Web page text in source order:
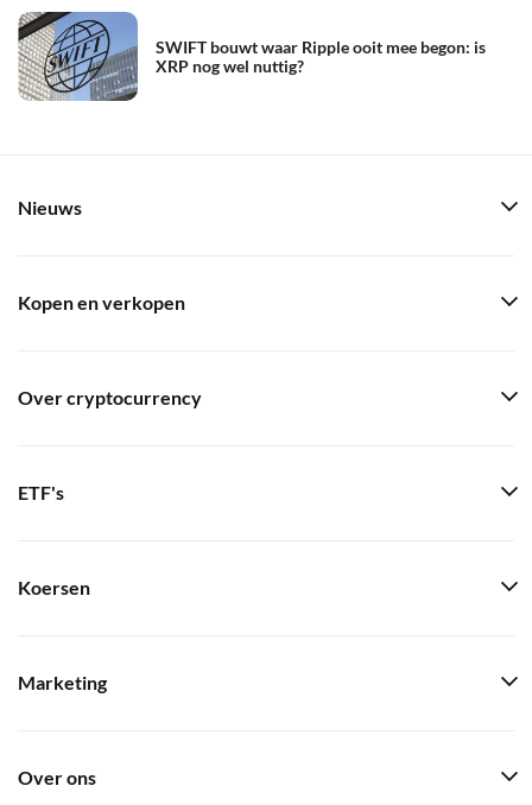
SWIFT bouwt waar Ripple ooit mee begon: is
XRP nog wel nuttig?
Nieuws
Kopen en verkopen
Over cryptocurrency
ETF's
Koersen
Marketing
Over ons